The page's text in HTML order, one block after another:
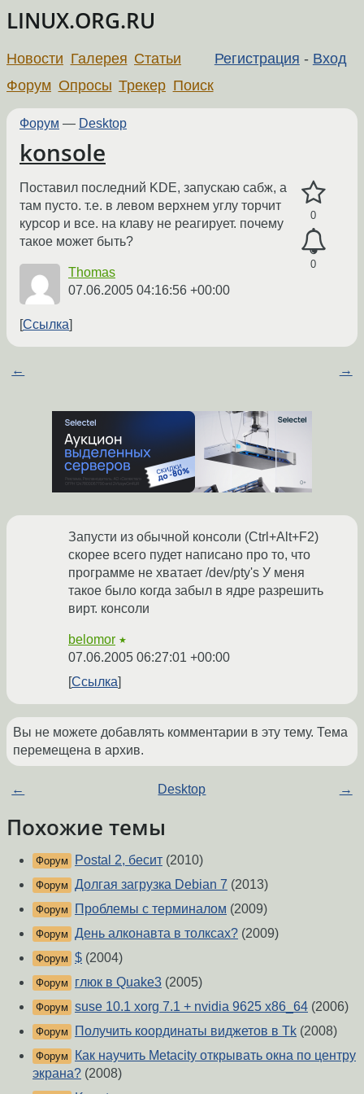
LINUX.ORG.RU
Регистрация - Вход
Новости Галерея Статьи
Форум Опросы Трекер Поиск
Форум — Desktop
konsole
0
0
Поставил последний KDE, запускаю сабж, а
там пусто. т.е. в левом верхнем углу торчит
курсор и все. на клаву не реагирует. почему
такое может быть?
Thomas
07.06.2005 04:16:56 +00:00
Ссылка
← →
Запусти из обычной консоли (Ctrl+Alt+F2)
скорее всего пудет написано про то, что
программе не хватает /dev/pty's У меня
такое было когда забыл в ядре разрешить
вирт. консоли
belomor ★
07.06.2005 06:27:01 +00:00
Ссылка
Вы не можете добавлять комментарии в эту тему. Тема
перемещена в архив.
← Desktop →
Похожие темы
Форум Postal 2, бесит (2010)
Форум Долгая загрузка Debian 7 (2013)
Форум Проблемы с терминалом (2009)
Форум День алконавта в толксах? (2009)
Форум $ (2004)
Форум глюк в Quake3 (2005)
Форум suse 10.1 xorg 7.1 + nvidia 9625 x86_64 (2006)
Форум Получить координаты виджетов в Tk (2008)
Форум
Как научить Metacity открывать окна по центру
экрана? (2008)